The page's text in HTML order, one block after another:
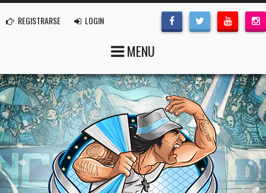
REGISTRARSE LOGIN
MENU